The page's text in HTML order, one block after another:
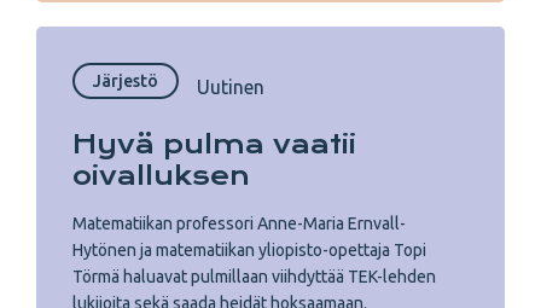
Järjestö Uutinen
Hyvä pulma vaatii
oivalluksen
Matematiikan professori Anne-Maria Ernvall-
Hytönen ja matematiikan yliopisto-opettaja Topi
Törmä haluavat pulmillaan viihdyttää TEK-lehden
lukijoita sekä saada heidät hoksaamaan.